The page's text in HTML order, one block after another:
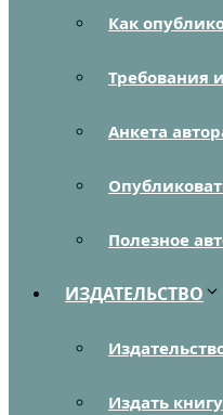
Как
Требования
Анкета
Полезное
ИЗДАТЕЛЬСТВО
Издать книгу